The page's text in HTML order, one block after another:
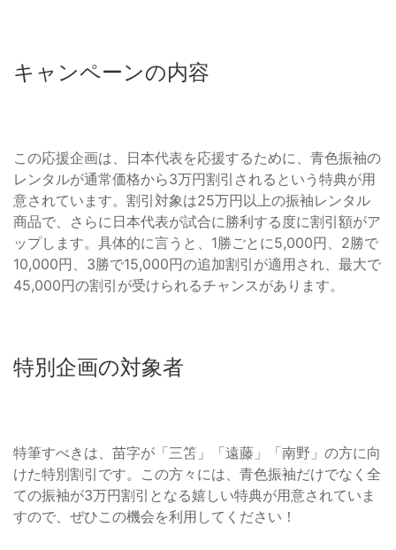
キャンペーンの内容
この応援企画は、日本代表を応援するために、青色振袖の
レンタルが通常価格から3万円割引されるという特典が用
意されています。割引対象は25万円以上の振袖レンタル
商品で、さらに日本代表が試合に勝利する度に割引額がア
ップします。具体的に言うと、1勝ごとに5,000円、2勝で
10,000円、3勝で15,000円の追加割引が適用され、最大で
45,000円の割引が受けられるチャンスがあります。
特別企画の対象者
特筆すべきは、苗字が「三笘」「遠藤」「南野」の方に向
けた特別割引です。この方々には、青色振袖だけでなく全
ての振袖が3万円割引となる嬉しい特典が用意されていま
すので、ぜひこの機会を利用してください！